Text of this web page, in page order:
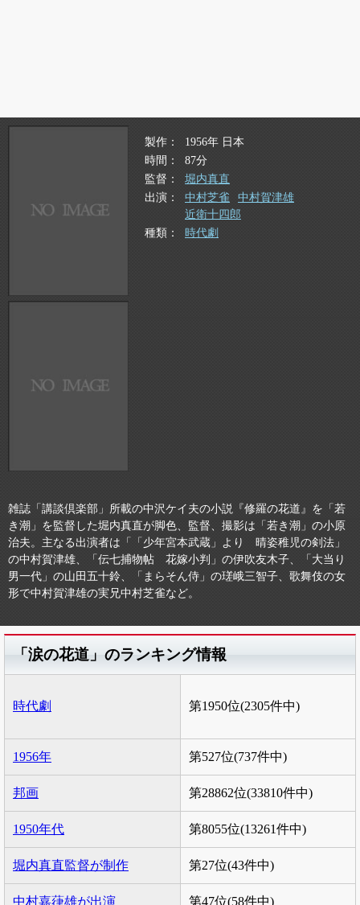
製作
1956年 日本
時間
87分
監督
堀内真直
出演
中村芝雀
中村賀津雄
近衛十四郎
種類
時代劇
雑誌「講談倶楽部」所載の中沢ケイ夫の小説『修羅の花道』を「若
き潮」を監督した堀内真直が脚色、監督、撮影は「若き潮」の小原
治夫。主なる出演者は「「少年宮本武蔵」より 晴姿稚児の剣法」
の中村賀津雄、「伝七捕物帖 花嫁小判」の伊吹友木子、「大当り
男一代」の山田五十鈴、「まらそん侍」の瑳峨三智子、歌舞伎の女
形で中村賀津雄の実兄中村芝雀など。
「涙の花道」のランキング情報
時代劇 第1950位(2305件中)
1956年 第527位(737件中)
邦画 第28862位(33810件中)
1950年代 第8055位(13261件中)
堀内真直監督が制作 第27位(43件中)
中村嘉葎雄が出演 第47位(58件中)